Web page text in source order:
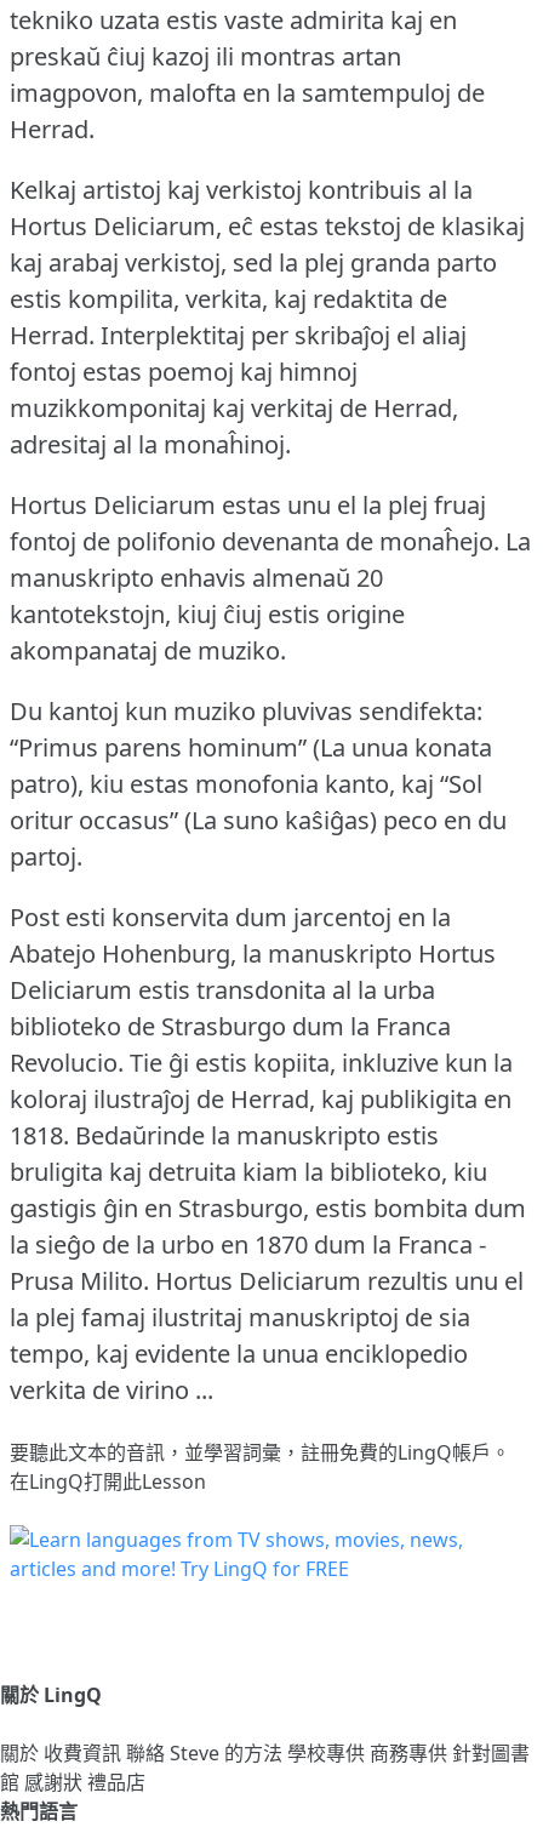
tekniko uzata estis vaste admirita kaj en
preskaŭ ĉiuj kazoj ili montras artan
imagpovon, malofta en la samtempuloj de
Herrad.
Kelkaj artistoj kaj verkistoj kontribuis al la
Hortus Deliciarum, eĉ estas tekstoj de klasikaj
kaj arabaj verkistoj, sed la plej granda parto
estis kompilita, verkita, kaj redaktita de
Herrad. Interplektitaj per skribaĵoj el aliaj
fontoj estas poemoj kaj himnoj
muzikkomponitaj kaj verkitaj de Herrad,
adresitaj al la monaĥinoj.
Hortus Deliciarum estas unu el la plej fruaj
fontoj de polifonio devenanta de monaĥejo. La
manuskripto enhavis almenaŭ 20
kantotekstojn, kiuj ĉiuj estis origine
akompanataj de muziko.
Du kantoj kun muziko pluvivas sendifekta:
“Primus parens hominum” (La unua konata
patro), kiu estas monofonia kanto, kaj “Sol
oritur occasus” (La suno kaŝiĝas) peco en du
partoj.
Post esti konservita dum jarcentoj en la
Abatejo Hohenburg, la manuskripto Hortus
Deliciarum estis transdonita al la urba
biblioteko de Strasburgo dum la Franca
Revolucio. Tie ĝi estis kopiita, inkluzive kun la
koloraj ilustraĵoj de Herrad, kaj publikigita en
1818. Bedaŭrinde la manuskripto estis
bruligita kaj detruita kiam la biblioteko, kiu
gastigis ĝin en Strasburgo, estis bombita dum
la sieĝo de la urbo en 1870 dum la Franca -
Prusa Milito. Hortus Deliciarum rezultis unu el
la plej famaj ilustritaj manuskriptoj de sia
tempo, kaj evidente la unua enciklopedio
verkita de virino ...
要聽此文本的音訊，並學習詞彙， 註冊免費的LingQ帳戶。
在LingQ打開此Lesson
關於 LingQ
關於 收費資訊聯絡Steve 的方法 學校專供 商務專供 針對圖書
館 感謝狀禮品店
熱門語言